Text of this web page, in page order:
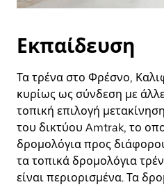
Εκπαίδευση
Τα τρένα στο Φρέσνο,
κυρίως ως σύνδεση με
τοπική επιλογή
του δικτύου Amtrak, το
δρομολόγια προς
τα τοπικά δρομολόγια
είναι περιορισμένα. Τα